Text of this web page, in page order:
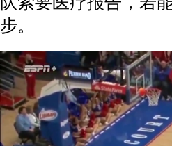
步。